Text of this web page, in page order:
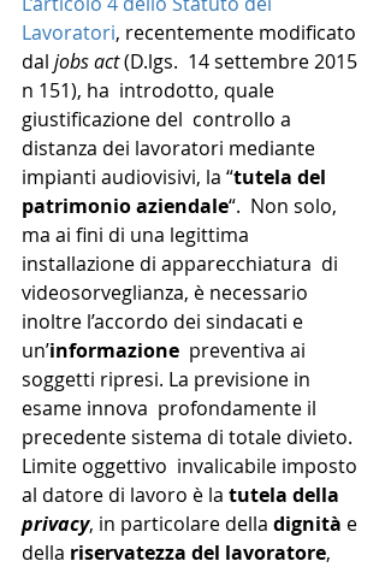
Lavoratori, recentemente modificato
dal jobs act (D.lgs.  14 settembre 2015
n 151), ha  introdotto, quale
giustificazione del  controllo a
distanza dei lavoratori mediante
impianti audiovisivi, la “tutela del
patrimonio aziendale“.  Non solo,
ma ai fini di una legittima
installazione di apparecchiatura  di
videosorveglianza, è necessario
inoltre l’accordo dei sindacati e
un’informazione
  preventiva ai
soggetti ripresi. La previsione in
esame innova  profondamente il
precedente sistema di totale divieto.
Limite oggettivo  invalicabile imposto
al datore di lavoro è la tutela della
privacy, in particolare della dignità e
della riservatezza del lavoratore,